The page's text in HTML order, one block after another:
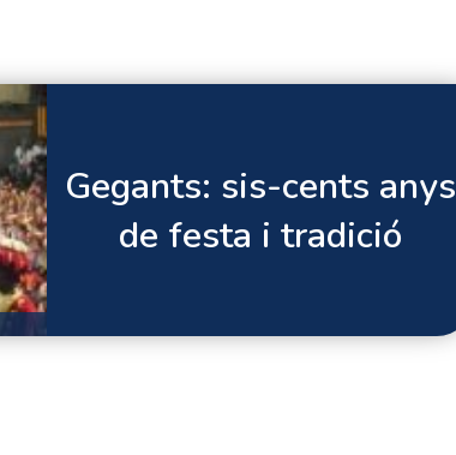
Gegants: sis-cents anys
de festa i tradició